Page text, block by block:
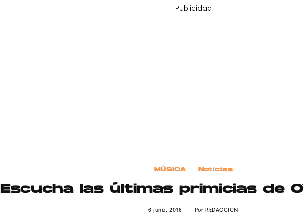
Publicidad
MÚSICA Noticias
Escucha las últimas primicias de
6 junio, 2016 Por REDACCION